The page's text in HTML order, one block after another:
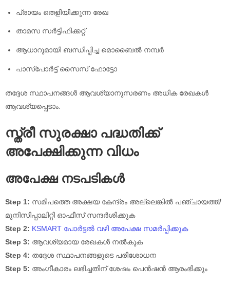
പ്രായം തെളിയിക്കുന്ന രേഖ
താമസ സർട്ടിഫിക്കറ്റ്
ആധാറുമായി ബന്ധിപ്പിച്ച മൊബൈൽ നമ്പർ
പാസ്‌പോർട്ട് സൈസ് ഫോട്ടോ
തദ്ദേശ സ്ഥാപനങ്ങൾ ആവശ്യാനുസരണം അധിക രേഖകൾ
ആവശ്യപ്പെടാം.
സ്ത്രീ സുരക്ഷാ പദ്ധതിക്ക്
അപേക്ഷിക്കുന്ന വിധം
അപേക്ഷ നടപടികൾ
Step 1: സമീപത്തെ അക്ഷയ കേന്ദ്രം അല്ലെങ്കിൽ പഞ്ചായത്ത്/
മുനിസിപ്പാലിറ്റി ഓഫീസ് സന്ദർശിക്കുക
Step 2: KSMART പോർട്ടൽ വഴി അപേക്ഷ സമർപ്പിക്കുക
Step 3: ആവശ്യമായ രേഖകൾ നൽകുക
Step 4: തദ്ദേശ സ്ഥാപനങ്ങളുടെ പരിശോധന
Step 5: അംഗീകാരം ലഭിച്ചതിന് ശേഷം പെൻഷൻ ആരംഭിക്കും